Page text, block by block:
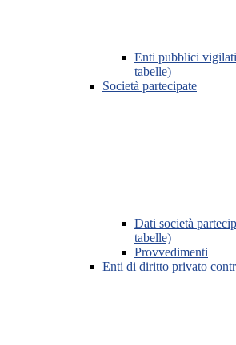
Enti pubblici
tabelle)
Società partecipate
Dati società
tabelle)
Provvedimenti
Enti di diritto privato